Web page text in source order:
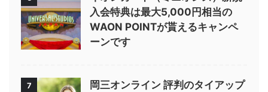
入会特典は最大5,000円相当の
WAON POINTが貰えるキャンペ
ーンです
7
岡三オンライン 評判のタイアップ